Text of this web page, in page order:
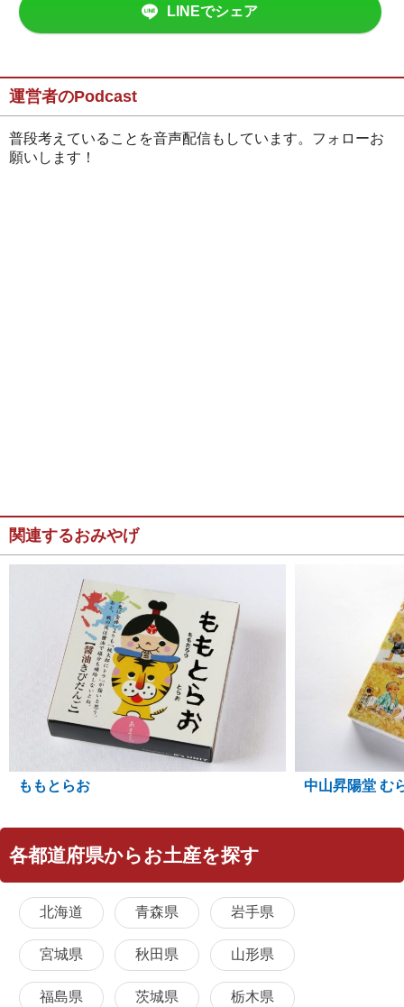
LINEでシェア
運営者のPodcast
普段考えていることを音声配信もしています。フォローお
願いします！
関連するおみやげ
ももとらお 中山昇陽堂 む
各都道府県からお土産を探す
北海道 青森県 岩手県
宮城県 秋田県 山形県
福島県 茨城県 栃木県